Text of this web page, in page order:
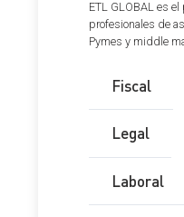
ETL GLOBAL es
profesionales de
Pymes y middle
Fiscal
Legal
Laboral
rifas o
Premios
Premios
tributación